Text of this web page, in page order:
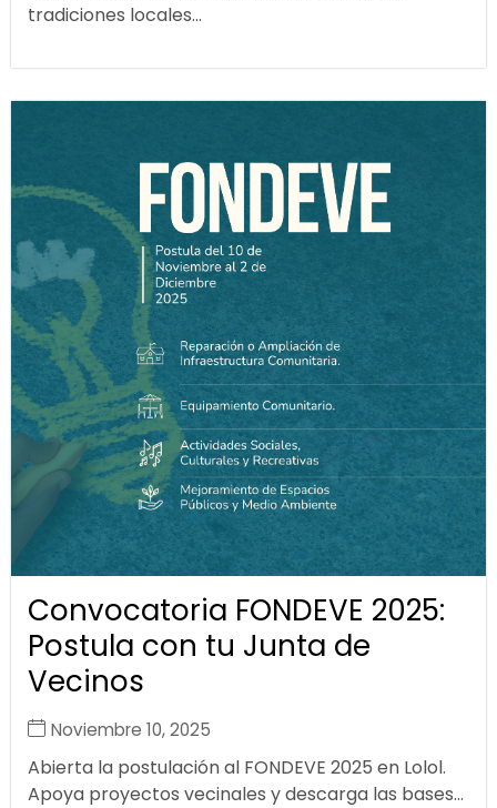
tradiciones locales...
Convocatoria FONDEVE 2025:
Postula con tu Junta de
Vecinos
Noviembre 10, 2025
Abierta la postulación al FONDEVE 2025 en Lolol.
Apoya proyectos vecinales y descarga las bases...